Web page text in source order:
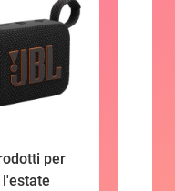
per
l'estate